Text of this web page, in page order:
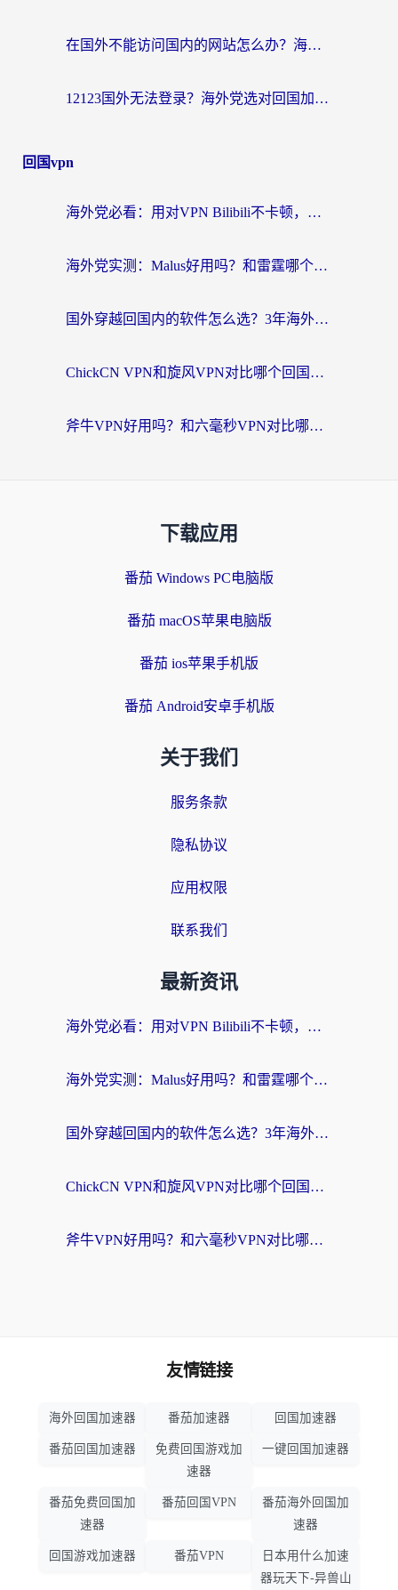
在国外不能访问国内的网站怎么办？海外党必看的无缝回国上网指南
12123国外无法登录？海外党选对回国加速器，轻松解决国内资源访问难题
回国vpn
海外党必看：用对VPN Bilibili不卡顿，英国玩国内游戏也丝滑——2026回国加速器选择指南
海外党实测：Malus好用吗？和雷霆哪个好？+ 3款热门加速器深度对比
国外穿越回国内的软件怎么选？3年海外党亲测实用指南，告别地域限制
ChickCN VPN和旋风VPN对比哪个回国效果更好？海外党实测回国内网神器指南
斧牛VPN好用吗？和六毫秒VPN对比哪个回国效果更好？海外党亲测实用指南
下载应用
番茄 Windows PC电脑版
番茄 macOS苹果电脑版
番茄 ios苹果手机版
番茄 Android安卓手机版
关于我们
服务条款
隐私协议
应用权限
联系我们
最新资讯
海外党必看：用对VPN Bilibili不卡顿，英国玩国内游戏也丝滑——2026回国加速器选择指南
海外党实测：Malus好用吗？和雷霆哪个好？+ 3款热门加速器深度对比
国外穿越回国内的软件怎么选？3年海外党亲测实用指南，告别地域限制
ChickCN VPN和旋风VPN对比哪个回国效果更好？海外党实测回国内网神器指南
斧牛VPN好用吗？和六毫秒VPN对比哪个回国效果更好？海外党亲测实用指南
友情链接
海外回国加速器 番茄加速器 回国加速器
番茄回国加速器
免费回国游戏加
速器
一键回国加速器
番茄免费回国加
速器
番茄回国VPN
番茄海外回国加
速器
回国游戏加速器 番茄VPN
日本用什么加速
器玩天下-异兽山